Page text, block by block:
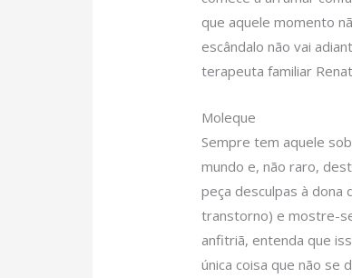
que aquele momento
escândalo não vai
terapeuta familiar
Moleque
Sempre tem aquele
mundo e, não raro,
peça desculpas à dona
transtorno) e mostre-
anfitriã, entenda que
única coisa que não se